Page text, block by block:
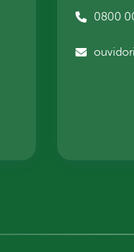
0800